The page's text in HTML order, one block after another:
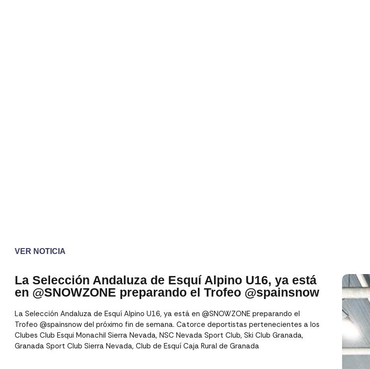
VER NOTICIA
La Selección Andaluza de Esquí Alpino U16, ya está
en @SNOWZONE preparando el Trofeo @spainsnow
La Selección Andaluza de Esquí Alpino U16, ya está en @SNOWZONE preparando el
Trofeo @spainsnow del próximo fin de semana. Catorce deportistas pertenecientes a los
Clubes Club Esqui Monachil Sierra Nevada, NSC Nevada Sport Club, Ski Club Granada,
Granada Sport Club Sierra Nevada, Club de Esquí Caja Rural de Granada